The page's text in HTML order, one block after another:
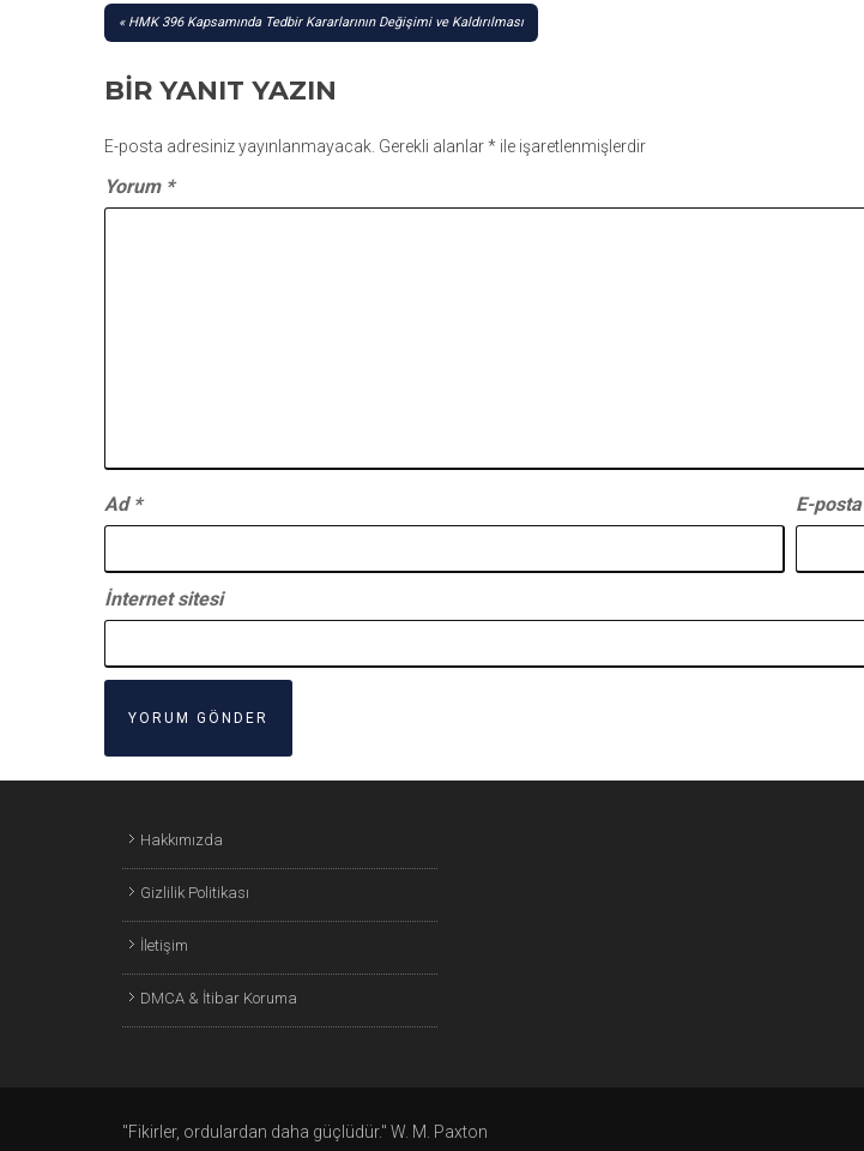
YAZI
HMK 396 Kapsamında Tedbir Kararlarının Değişimi ve Kaldırılması
BIR YANIT YAZIN
E-posta adresiniz yayınlanmayacak. Gerekli alanlar* ile işaretlenmişlerdir
Yorum *
Ad * E-posta
İnternet sitesi
Hakkımızda
Gizlilik Politikası
İletişim
DMCA & İtibar Koruma
"Fikirler, ordulardan daha güçlüdür." W. M. Paxton